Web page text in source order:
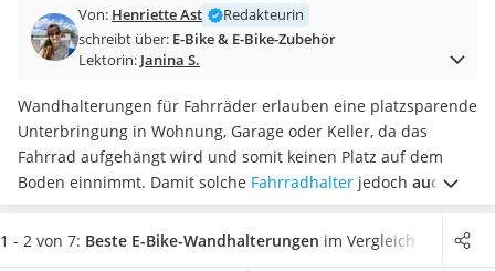
Aluminium-Koffer
Futterboot
E-Bike-Dreirad
Trekkingschuhe Herren
Reisetasche mit Rollen
Klimmzugstation
Koffer
Nachtsichtgerät
Von: Henriette Ast
Redakteurin
schreibt über: E-Bike & E-Bike-Zubehör
Lektorin: Janina S.
Wandhalterungen für Fahrräder erlauben eine platzsparende
Unterbringung in Wohnung, Garage oder Keller, da das
Fahrrad aufgehängt wird und somit keinen Platz auf dem
Boden einnimmt. Damit solche Fahrradhalter jedoch auch für
die wesentlich schwereren E-Bikes geeignetsind, muss die
Traglast entsprechend höher sein. Wählen Sie jetzt aus
1 - 2 von 7: Beste E-Bike-Wandhalterungen im Vergleich